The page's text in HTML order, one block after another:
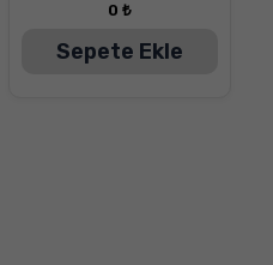
0 ₺
Sepete Ekle